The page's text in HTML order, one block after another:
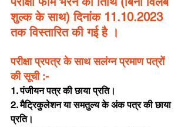
शुल्क के साथ) दिनांक 11.10.2023
तक विस्तारित की गई है ।
परीक्षा प्रपत्र के साथ सलंग्न प्रमाण पत्रों
की सूची :-
1. पंजीयन पत्र की छाया प्रति।
2. मैट्रिकुलेशन या समतुल्य के अंक पत्र की छाया
प्रति।